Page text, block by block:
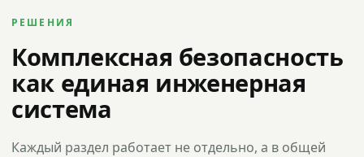
РЕШЕНИЯ
Комплексная безопасность
как единая инженерная
система
Каждый раздел работает не отдельно, а в общей